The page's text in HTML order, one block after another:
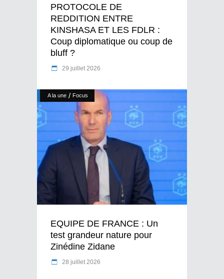
PROTOCOLE DE
REDDITION ENTRE
KINSHASA ET LES FDLR :
Coup diplomatique ou coup de
bluff ?
29 juillet 2026
A la une / Focus
EQUIPE DE FRANCE : Un
test grandeur nature pour
Zinédine Zidane
28 juillet 2026